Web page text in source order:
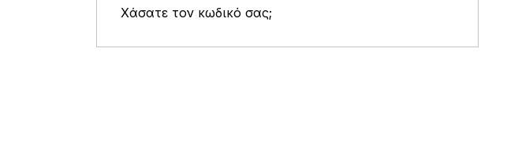
Χάσατε τον κωδικό σας;